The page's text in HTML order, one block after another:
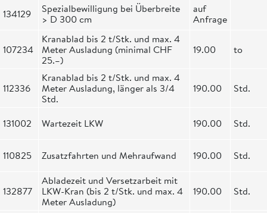
134129 Spezialbewilligung bei Überbreite
> D 300 cm
auf
Anfrage
107234
Kranablad bis 2 t/Stk. und max. 4
Meter Ausladung (minimal CHF
25.–)
19.00 to
112336
Kranablad bis 2 t/Stk. und max. 4
Meter Ausladung, länger als 3/4
Std.
190.00 Std.
131002 Wartezeit LKW 190.00 Std.
110825 Zusatzfahrten und Mehraufwand 190.00 Std.
132877
Abladezeit und Versetzarbeit mit
LKW-Kran (bis 2 t/Stk. und max. 4
Meter Ausladung)
190.00 Std.